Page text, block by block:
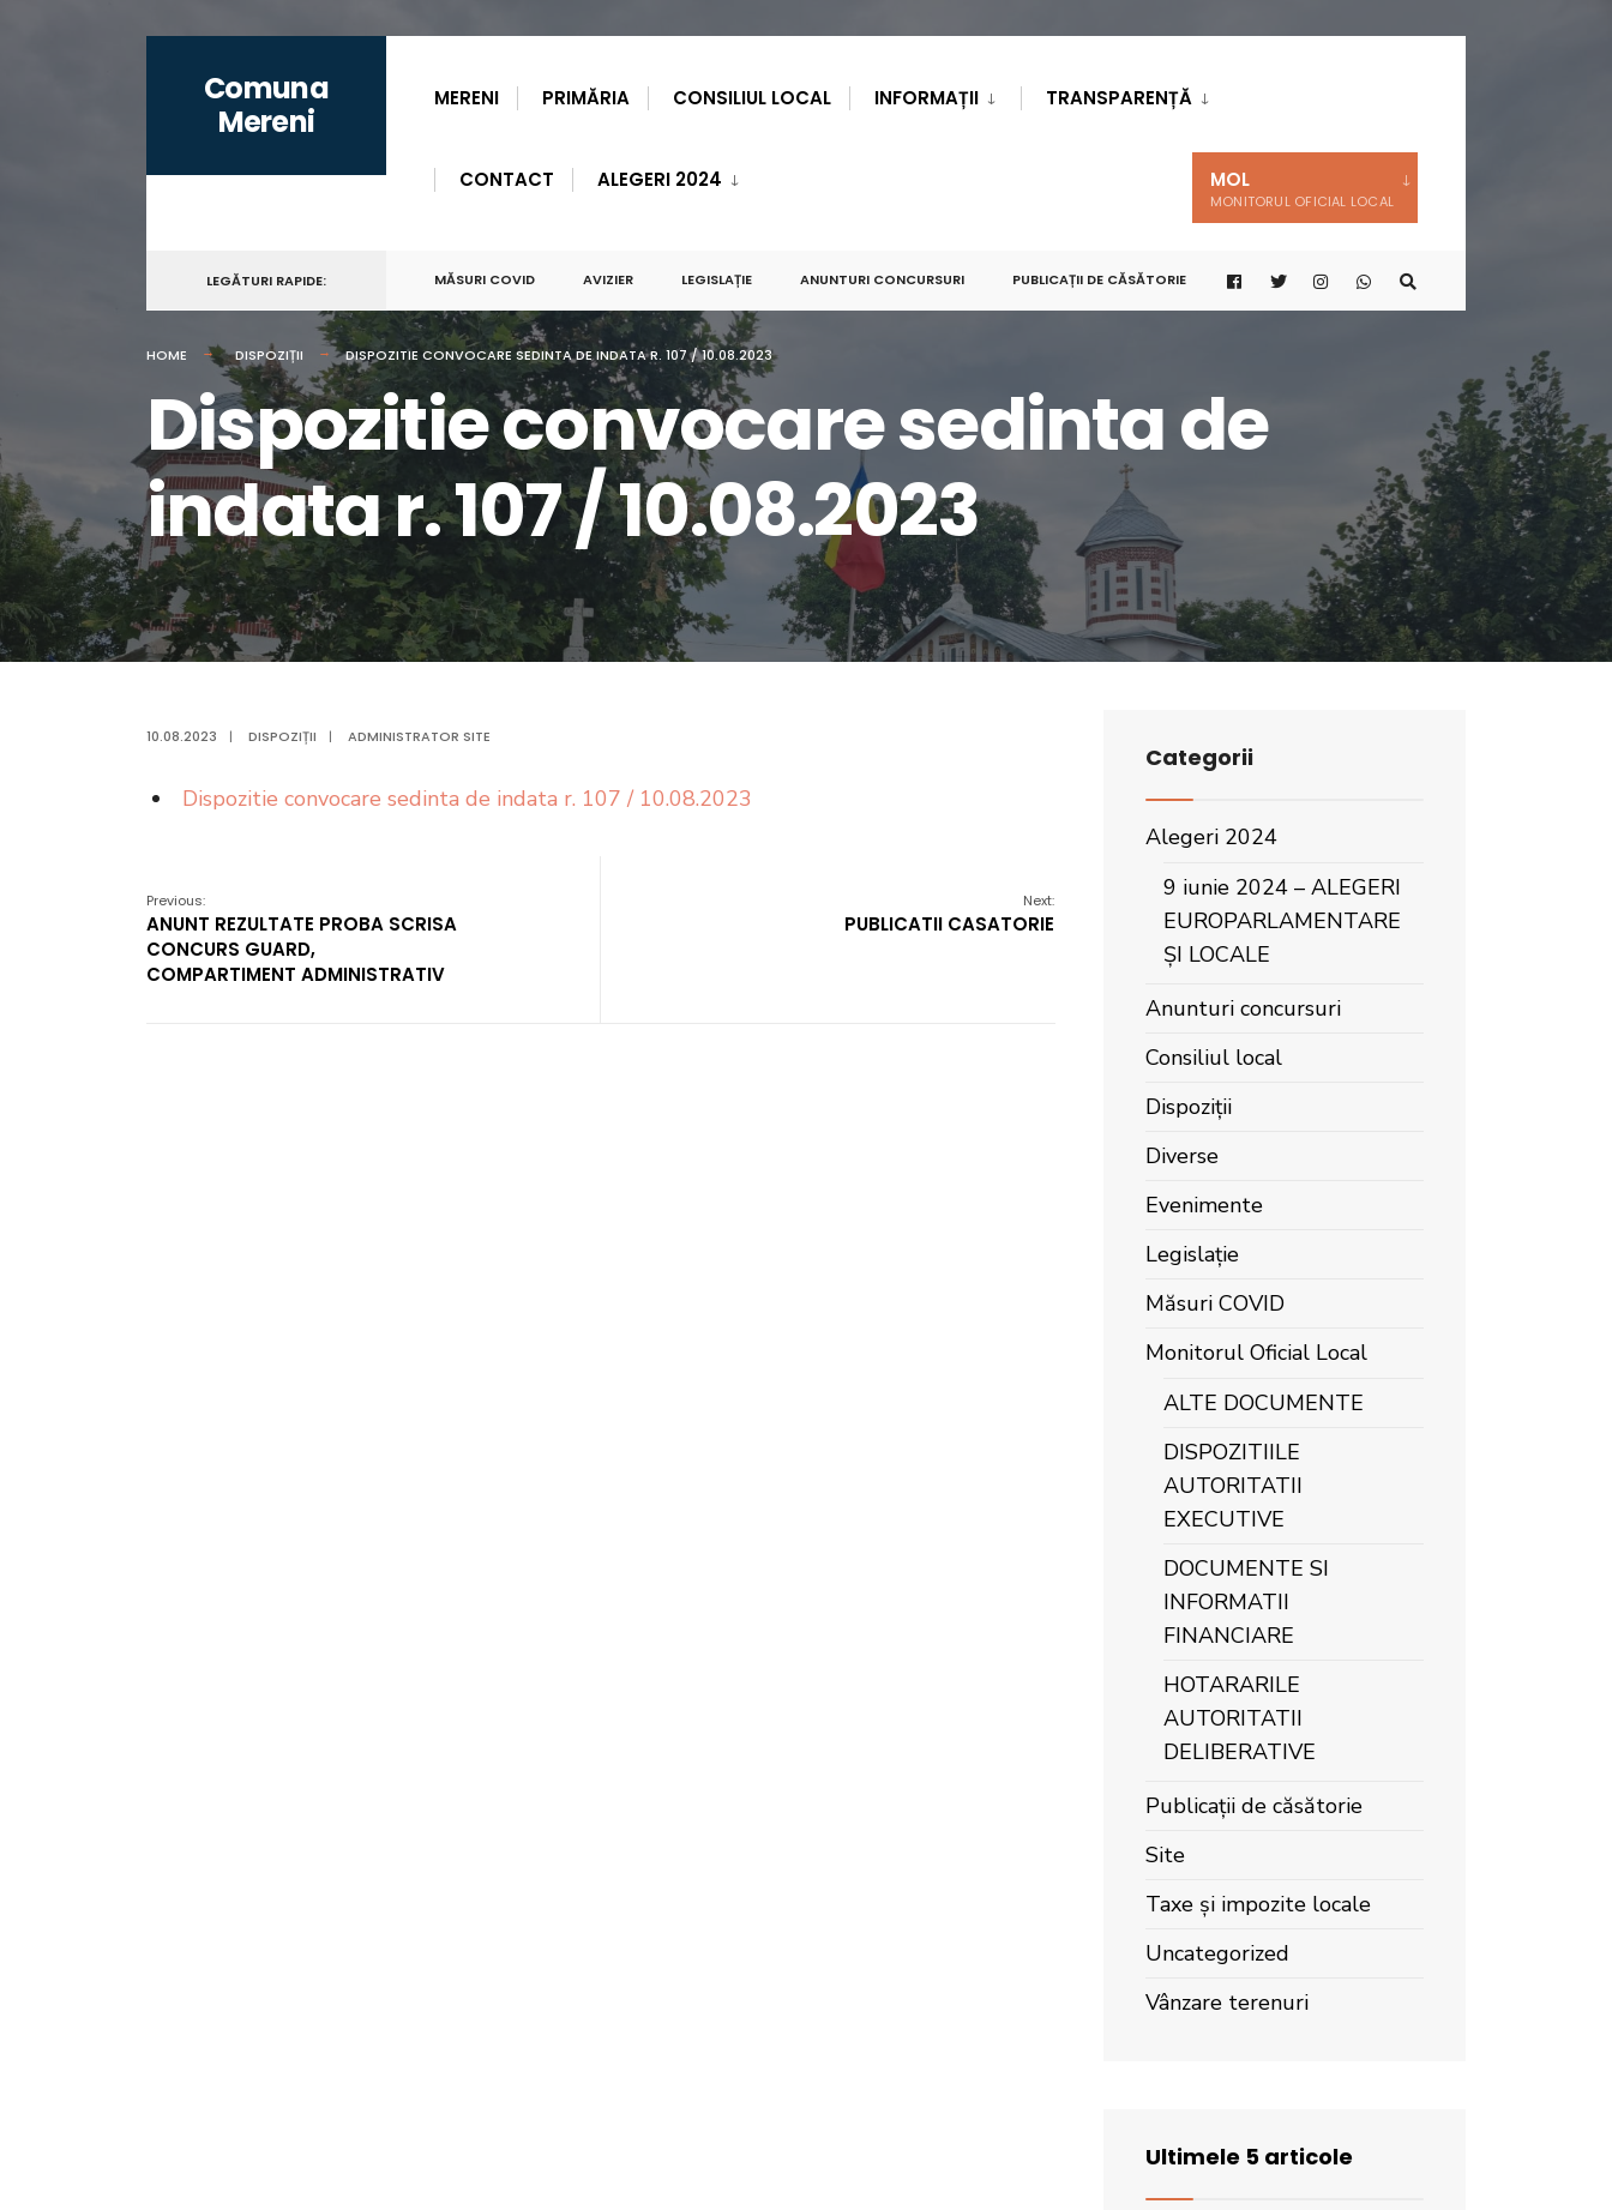
content
Comuna
Mereni
MERENI PRIMĂRIA CONSILIUL LOCAL INFORMAȚII TRANSPARENȚĂ
MOL
MONITORUL OFICIAL LOCAL
CONTACT ALEGERI 2024
LEGĂTURI RAPIDE: MĂSURI COVID AVIZIER LEGISLAȚIE ANUNTURI CONCURSURI PUBLICAȚII DE CĂSĂTORIE
HOME DISPOZIȚII DISPOZITIE CONVOCARE SEDINTA DE INDATA R. 107 / 10.08.2023
Dispozitie convocare sedinta de
indata r. 107 / 10.08.2023
10.08.2023 | DISPOZIȚII | ADMINISTRATOR SITE
Dispozitie convocare sedinta de indata r. 107 / 10.08.2023
Previous:
ANUNT REZULTATE PROBA SCRISA
CONCURS GUARD,
COMPARTIMENT ADMINISTRATIV
Next:
PUBLICATII CASATORIE
Categorii
Alegeri 2024
9 iunie 2024 – ALEGERI
EUROPARLAMENTARE
ȘI LOCALE
Anunturi concursuri
Consiliul local
Dispoziții
Diverse
Evenimente
Legislație
Măsuri COVID
Monitorul Oficial Local
ALTE DOCUMENTE
DISPOZITIILE
AUTORITATII
EXECUTIVE
DOCUMENTE SI
INFORMATII
FINANCIARE
HOTARARILE
AUTORITATII
DELIBERATIVE
Publicații de căsătorie
Site
Taxe și impozite locale
Uncategorized
Vânzare terenuri
Ultimele 5 articole